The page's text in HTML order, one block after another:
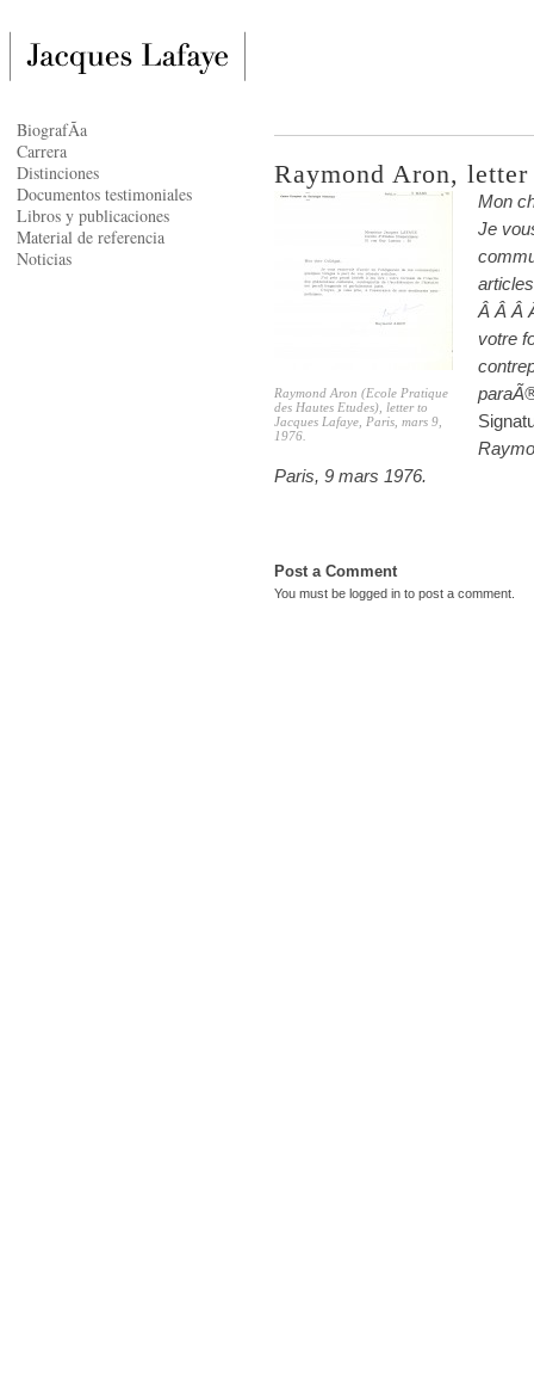
Raymond Aron,
Raymond Aron (Ecole Pratique
des Hautes Etudes), letter to
Jacques Lafaye, Paris, mars 9,
1976.
Mon
Je
Â Â Â
votre
Paris, 9 mars 1976.
Post a Comment
You must be logged in to post a comment.
BiografÃ­a
Carrera
Distinciones
Documentos testimoniales
Libros y publicaciones
Material de referencia
Noticias